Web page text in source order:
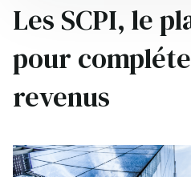
Les SCPI, le
pour
revenus